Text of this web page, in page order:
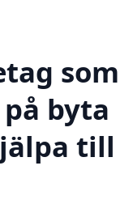
som
byta
till